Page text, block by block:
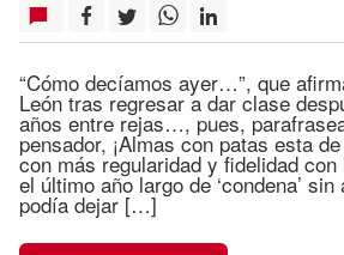
“Cómo decíamos ayer…”, que
León tras regresar a dar clase
años entre rejas…, pues,
pensador, ¡Almas con patas esta
con más regularidad y fidelidad
el último año largo de ‘condena’
podía dejar […]